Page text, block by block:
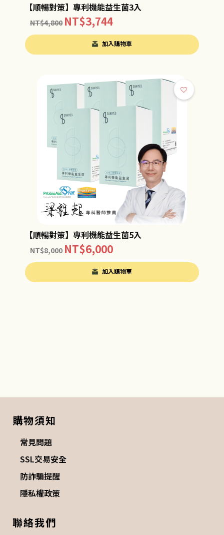
【順暢對策】專利機能益生菌3入
NT$4,800 NT$3,744
加入購物車
【順暢對策】專利機能益生菌5入
NT$8,000 NT$6,000
加入購物車
購物須知
常見問題
SSL交易安全
防詐騙提醒
隱私權政策
聯絡我們